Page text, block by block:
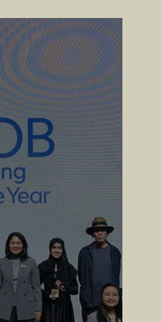
– พลังการ
เคลื่อน
การตลาด
งสมดุล